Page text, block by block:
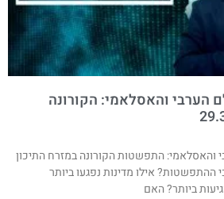
הערבי והאסלאמי: הקורונה
והאסלאמי: התפשטות הקורונה במזרח התיכון
ההתפשטות? אילו מדינות נפגעו ביותר
ביותר? האם